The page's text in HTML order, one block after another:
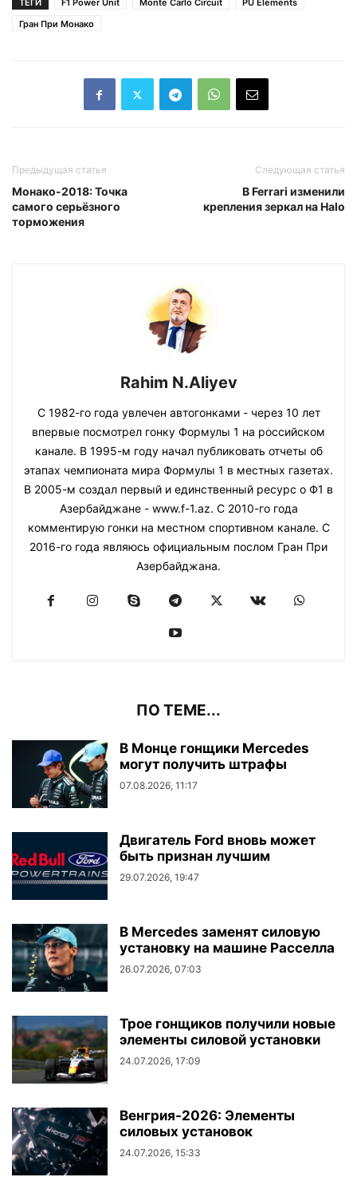
ТЕГИ F1 Power Unit Monte Carlo Circuit
PU Elements
Гран При Монако
Предыдущая статья
Монако-2018: Точка
самого серьёзного
торможения
Следующая статья
В Ferrari изменили
крепления зеркал на Halo
Rahim N.Aliyev
С 1982-го года увлечен автогонками - через 10 лет
впервые посмотрел гонку Формулы 1 на российском
канале. В 1995-м году начал публиковать отчеты об
этапах чемпионата мира Формулы 1 в местных газетах.
В 2005-м создал первый и единственный ресурс о Ф1 в
Азербайджане - www.f-1.az. С 2010-го года
комментирую гонки на местном спортивном канале. С
2016-го года являюсь официальным послом Гран При
Азербайджана.
ПО ТЕМЕ...
В Монце гонщики Mercedes
могут получить штрафы
07.08.2026, 11:17
Двигатель Ford вновь может
быть признан лучшим
29.07.2026, 19:47
В Mercedes заменят силовую
установку на машине Расселла
26.07.2026, 07:03
Трое гонщиков получили новые
элементы силовой установки
24.07.2026, 17:09
Венгрия-2026: Элементы
силовых установок
24.07.2026, 15:33